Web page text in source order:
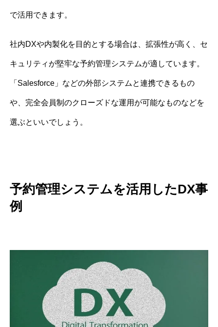
で活用できます。
社内DXや内製化を目的とする場合は、拡張性が高く、セ
キュリティが堅牢な予約管理システムが適しています。
「Salesforce」などの外部システムと連携できるもの
や、完全会員制のクローズドな運用が可能なものなどを
選ぶといいでしょう。
予約管理システムを活用したDX事
例